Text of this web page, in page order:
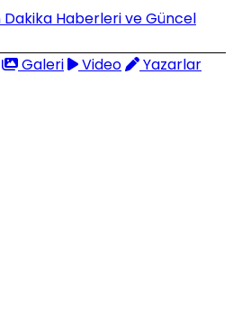
Galeri Video
Yazarlar